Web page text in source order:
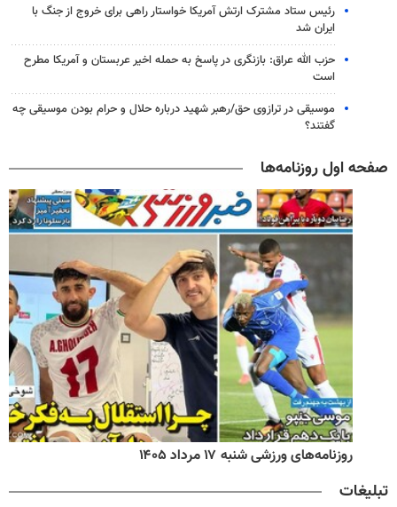
رئیس ستاد مشترک ارتش آمریکا خواستار راهی برای خروج از جنگ با
ایران شد
حزب الله عراق: بازنگری در پاسخ به حمله اخیر عربستان و آمریکا مطرح
است
موسیقی در ترازوی حق/رهبر شهید درباره حلال و حرام بودن موسیقی چه
گفتند؟
صفحه اول روزنامه‌ها
روزنامه‌های ورزشی شنبه ۱۷ مرداد ۱۴۰۵
تبلیغات